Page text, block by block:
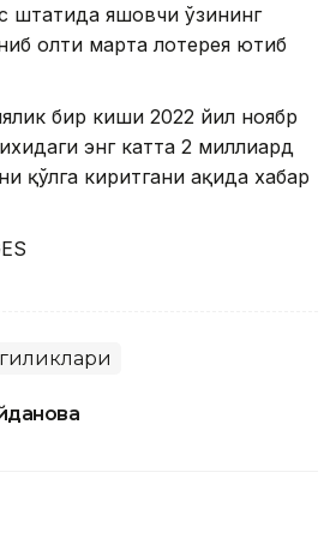
штатида яшовчи ўзининг
олти марта лотерея ютиб
бир киши 2022 йил ноябр
энг катта 2 миллиард
қўлга киритгани ҳақида хабар